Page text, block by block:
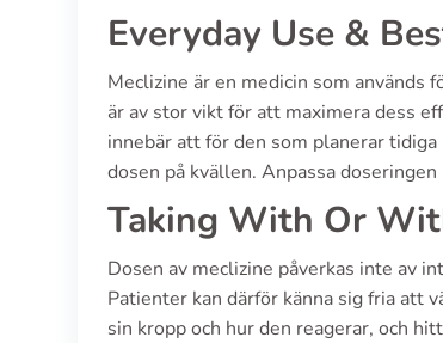
Everyday Use &
Meclizine är en medicin som används
är av stor vikt för att maximera dess
innebär att för den som planerar
dosen på kvällen. Anpassa
Taking With Or
Dosen av meclizine påverkas inte av
Patienter kan därför känna sig fria att
sin kropp och hur den reagerar, och